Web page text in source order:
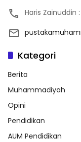
Haris
Kategori
Berita
Muhammadiyah
Opini
Pendidikan
AUM Pendidikan